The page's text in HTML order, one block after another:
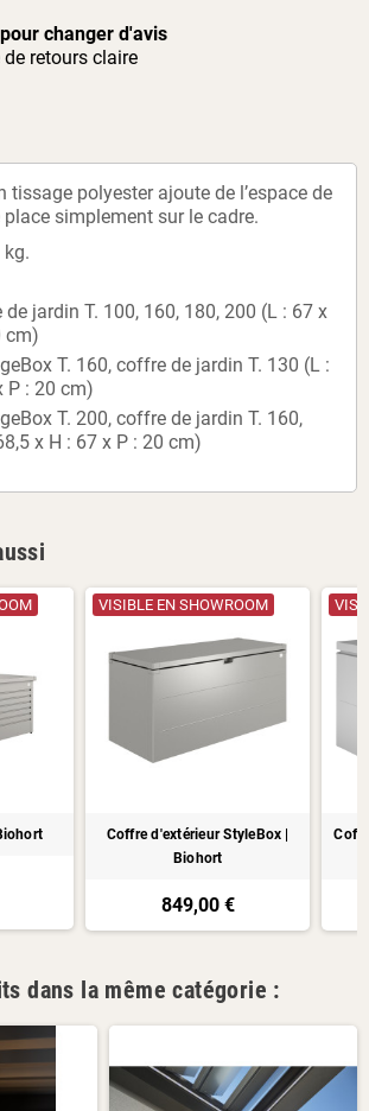
changer d'avis
retours claire
tissage polyester ajoute de l’espace de
simplement sur le cadre.
kg.
jardin T. 100, 160, 180, 200 (L : 67 x
cm)
T. 160, coffre de jardin T. 130 (L :
P : 20 cm)
T. 200, coffre de jardin T. 160,
x H : 67 x P : 20 cm)
VISIBLE EN SHOWROOM
Coffre d'extérieur StyleBox |
Biohort
849,00 €
dans la même catégorie :